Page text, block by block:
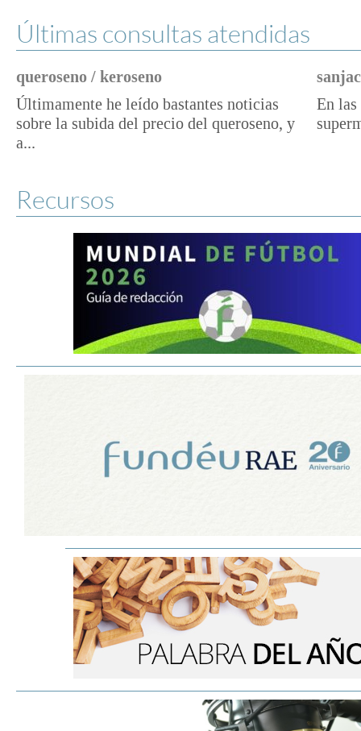
Últimas consultas atendidas
queroseno / keroseno
Últimamente he leído bastantes noticias
sobre la subida del precio del queroseno, y
a...
En las
Recursos